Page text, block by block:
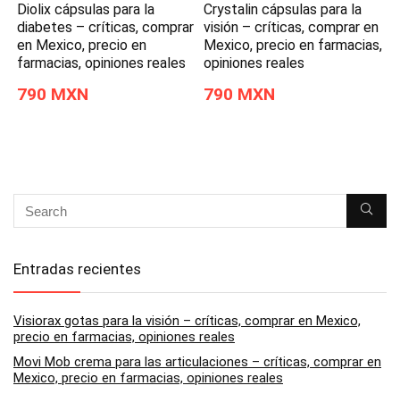
Diolix cápsulas para la
diabetes – críticas, comprar
en Mexico, precio en
farmacias, opiniones reales
790 MXN
Crystalin cápsulas para la
visión – críticas, comprar en
Mexico, precio en farmacias,
opiniones reales
790 MXN
Entradas recientes
Visiorax gotas para la visión – críticas, comprar en Mexico,
precio en farmacias, opiniones reales
Movi Mob crema para las articulaciones – críticas, comprar en
Mexico, precio en farmacias, opiniones reales